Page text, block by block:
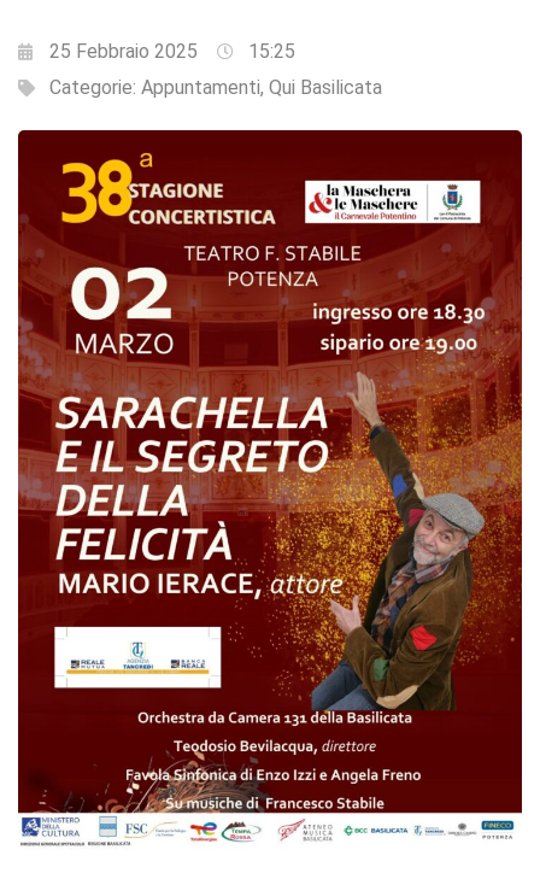
25 Febbraio 2025
15:25
Categorie: Appuntamenti, Qui Basilicata